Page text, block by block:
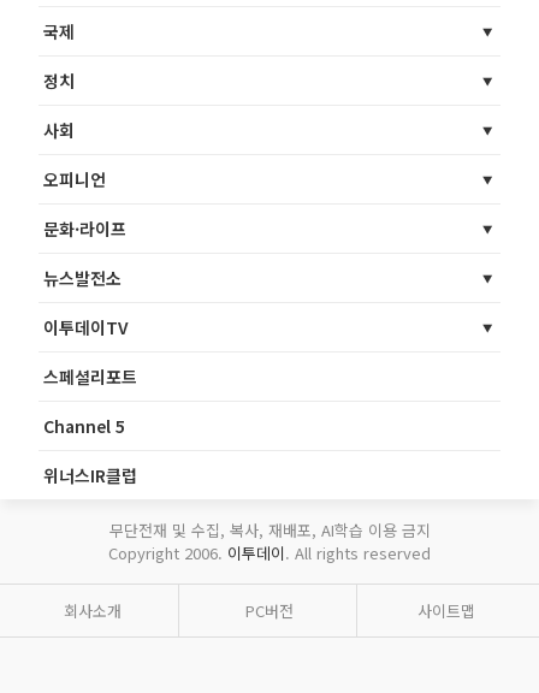
국제
정치
사회
오피니언
문화·라이프
뉴스발전소
이투데이TV
스페셜리포트
Channel 5
위너스IR클럽
무단전재 및 수집, 복사, 재배포, AI학습 이용 금지
Copyright 2006. 이투데이. All rights reserved
회사소개 PC버전 사이트맵